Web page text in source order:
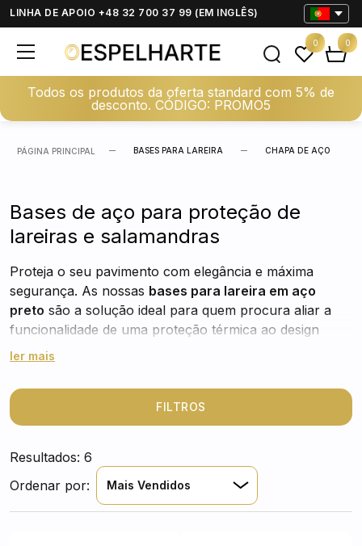
LINHA DE APOIO +48 32 700 37 99 (EM INGLÊS)
Todos os produtos da oferta standard com 5% de
desconto. CÓDIGO: PROMO5
0 0
PÁGINA PRINCIPAL BASES PARA LAREIRA CHAPA DE AÇO
Bases de aço para proteção de
lareiras e salamandras
Proteja o seu pavimento com elegância e máxima
segurança. As nossas bases para lareira em aço
preto são a solução ideal para quem procura aliar a
funcionalidade de uma proteção térmica ao design
sofisticado do home decor. Fabricadas em chapa de
faíscas e o calor não danifiquem o seu chão, mantendo
a zona de aquecimento impecável e segura para toda a
família.
ler mais
FILTROS
Resultados: 6
Ordenar por:
Mais Vendidos